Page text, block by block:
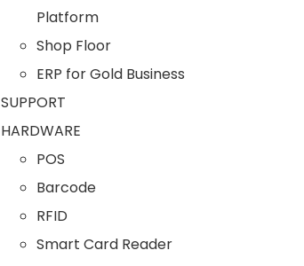
Platform
Shop Floor
ERP for Gold Business
SUPPORT
HARDWARE
POS
Barcode
RFID
Smart Card Reader